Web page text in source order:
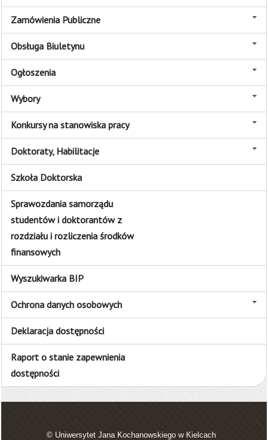
Zamówienia Publiczne
Obsługa Biuletynu
Ogłoszenia
Wybory
Konkursy na stanowiska pracy
Doktoraty, Habilitacje
Szkoła Doktorska
Sprawozdania samorządu
studentów i doktorantów z
rozdziału i rozliczenia środków
finansowych
Wyszukiwarka BIP
Ochrona danych osobowych
Deklaracja dostępności
Raport o stanie zapewnienia
dostępności
© Uniwersytet Jana Kochanowskiego w Kielcach